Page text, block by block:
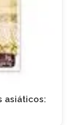
asiáticos: